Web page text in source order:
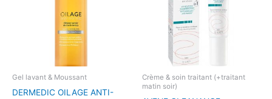
Gel lavant & Moussant
DERMEDIC OILAGE ANTI-
Crème & soin traitant (+traitant
matin soir)